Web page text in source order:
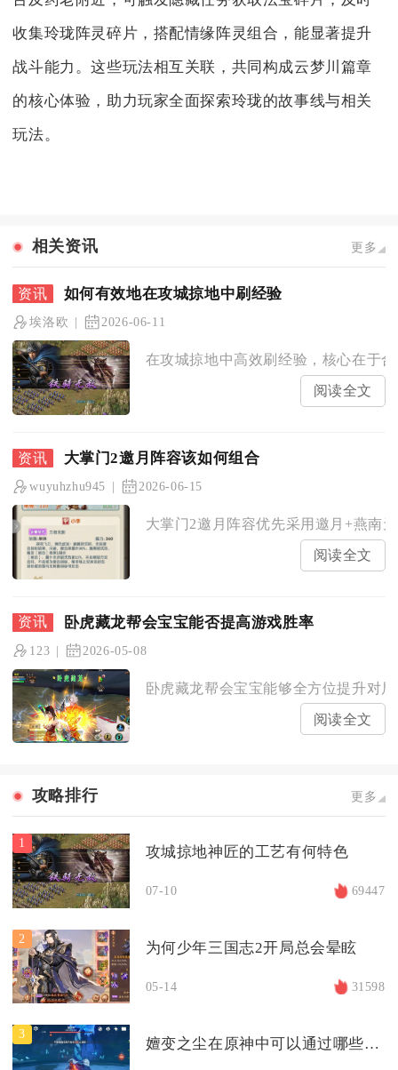
收集玲珑阵灵碎片，搭配情缘阵灵组合，能显著提升
战斗能力。这些玩法相互关联，共同构成云梦川篇章
的核心体验，助力玩家全面探索玲珑的故事线与相关
玩法。
相关资讯 更多
如何有效地在攻城掠地中刷经验
埃洛欧 2026-06-11
在攻城掠地中高效刷经验，核心在于
阅读全文
大掌门2邀月阵容该如何组合
wuyuhzhu945 2026-06-15
大掌门2邀月阵容优先采用邀月+燕南
阅读全文
卧虎藏龙帮会宝宝能否提高游戏胜率
123 2026-05-08
卧虎藏龙帮会宝宝能够全方位提升对
阅读全文
攻略排行 更多
1
攻城掠地神匠的工艺有何特色
07-10 69447
2
为何少年三国志2开局总会晕眩
05-14 31598
3
嬗变之尘在原神中可以通过哪些途径获取